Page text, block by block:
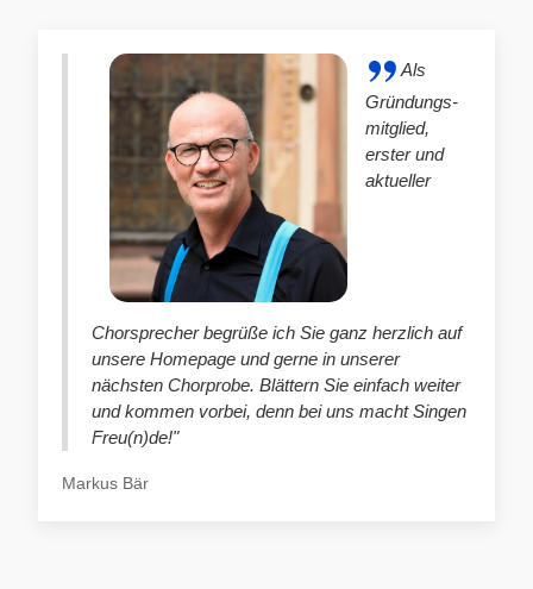
Als
Gründungs-
mitglied,
erster und
aktueller
Chorsprecher begrüße ich Sie ganz herzlich auf
unsere Homepage und gerne in unserer
nächsten Chorprobe. Blättern Sie einfach weiter
und kommen vorbei, denn bei uns macht Singen
Freu(n)de!"
Markus Bär